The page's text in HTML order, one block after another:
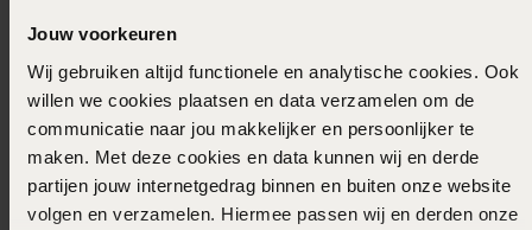
Jouw voorkeuren
Wij gebruiken altijd functionele en analytische cookies. Ook
willen we cookies plaatsen en data verzamelen om de
communicatie naar jou makkelijker en persoonlijker te
maken. Met deze cookies en data kunnen wij en derde
partijen jouw internetgedrag binnen en buiten onze website
volgen en verzamelen. Hiermee passen wij en derden onze
Ook leuk voor jou